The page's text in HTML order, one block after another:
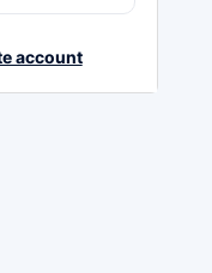
account